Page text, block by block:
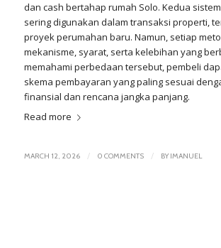
dan cash bertahap rumah Solo. Kedua
sering digunakan dalam transaksi properti,
proyek perumahan baru. Namun, setiap
mekanisme, syarat, serta kelebihan yang
memahami perbedaan tersebut, pembeli
skema pembayaran yang paling sesuai
finansial dan rencana jangka panjang.
Read more
MARCH 12, 2026 / 0 COMMENTS / BYIMANUEL